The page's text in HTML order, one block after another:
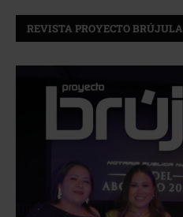
REVISTA PROYECTO BRÚJULA